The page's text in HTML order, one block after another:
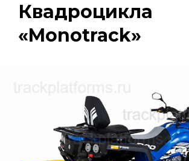
Квадроцикла
«Monotrack»